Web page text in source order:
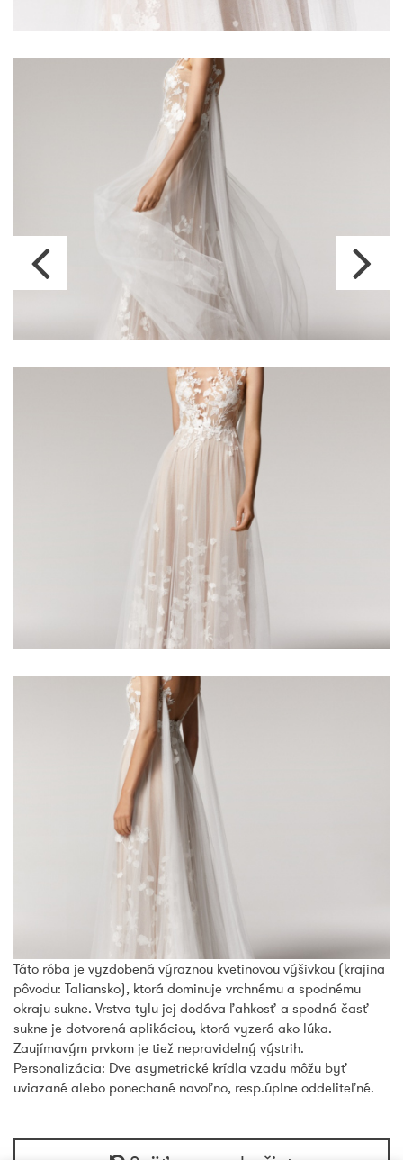
Táto róba je vyzdobená výraznou kvetinovou výšivkou (krajina
pôvodu: Taliansko), ktorá dominuje vrchnému a spodnému
okraju sukne. Vrstva tylu jej dodáva ľahkosť a spodná časť
sukne je dotvorená aplikáciou, ktorá vyzerá ako lúka.
Zaujímavým prvkom je tiež nepravidelný výstrih.
Personalizácia: Dve asymetrické krídla vzadu môžu byť
uviazané alebo ponechané navoľno, resp.úplne oddeliteľné.